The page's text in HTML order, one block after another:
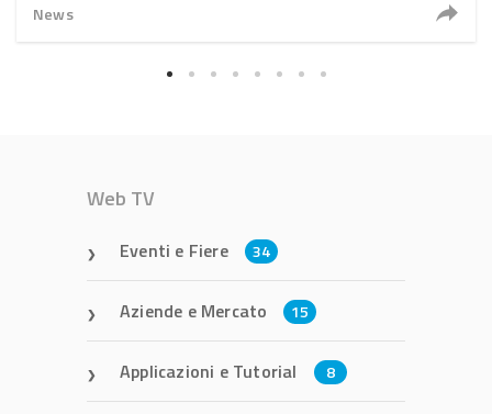
News
Web TV
Eventi e Fiere 34
Aziende e Mercato 15
Applicazioni e Tutorial 8